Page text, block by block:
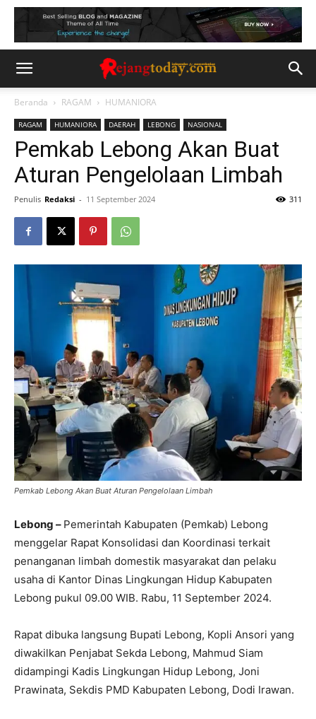
Beranda RAGAM HUMANIORA
RAGAM HUMANIORA DAERAH LEBONG NASIONAL
Pemkab Lebong Akan Buat
Aturan Pengelolaan Limbah
Penulis Redaksi - 11 September 2024 311
Pemkab Lebong Akan Buat Aturan Pengelolaan Limbah
Lebong – Pemerintah Kabupaten (Pemkab) Lebong
menggelar Rapat Konsolidasi dan Koordinasi terkait
penanganan limbah domestik masyarakat dan pelaku
usaha di Kantor Dinas Lingkungan Hidup Kabupaten
Lebong pukul 09.00 WIB. Rabu, 11 September 2024.
Rapat dibuka langsung Bupati Lebong, Kopli Ansori yang
diwakilkan Penjabat Sekda Lebong, Mahmud Siam
didampingi Kadis Lingkungan Hidup Lebong, Joni
Prawinata, Sekdis PMD Kabupaten Lebong, Dodi Irawan.